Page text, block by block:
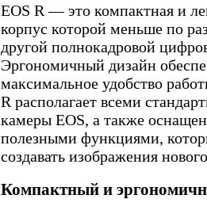
EOS R — это компактная и
корпус которой меньше по
другой полнокадровой
Эргономичный дизайн
максимальное удобство
R располагает всеми
камеры EOS, а также
полезными функциями,
создавать изображения
Компактный и